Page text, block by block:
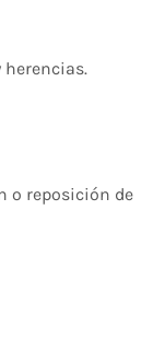
herencias.
o reposición de